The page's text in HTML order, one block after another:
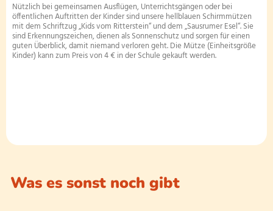
Nützlich bei gemeinsamen Ausflügen, Unterrichtsgängen oder bei
öffentlichen Auftritten der Kinder sind unsere hellblauen Schirmmützen
mit dem Schriftzug „Kids vom Ritterstein“ und dem „Sausrumer Esel“. Sie
sind Erkennungszeichen, dienen als Sonnenschutz und sorgen für einen
guten Überblick, damit niemand verloren geht. Die Mütze (Einheitsgröße
Kinder) kann zum Preis von 4 € in der Schule gekauft werden.
Was es sonst noch gibt